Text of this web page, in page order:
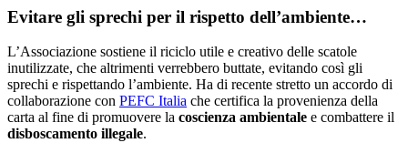
Evitare gli sprechi per il rispetto dell’ambiente…
L’Associazione sostiene il riciclo utile e creativo delle scatole
inutilizzate, che altrimenti verrebbero buttate, evitando così gli
sprechi e rispettando l’ambiente. Ha di recente stretto un accordo di
collaborazione con PEFC Italia che certifica la provenienza della
carta al fine di promuovere la coscienza ambientale e combattere il
disboscamento illegale.